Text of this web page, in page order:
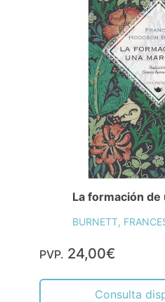
La formación de
BURNETT,
PVP. 24,00€
Consulta